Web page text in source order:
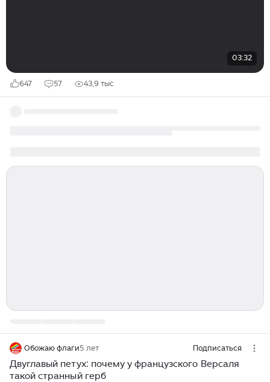
03:32
647 57 43,9 тыс
Обожаю флаги5 лет Подписаться
Двуглавый петух: почему у французского Версаля
такой странный герб